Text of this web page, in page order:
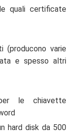
quali certificate
(producono varie
e spesso altri
le chiavette
hard disk da 500